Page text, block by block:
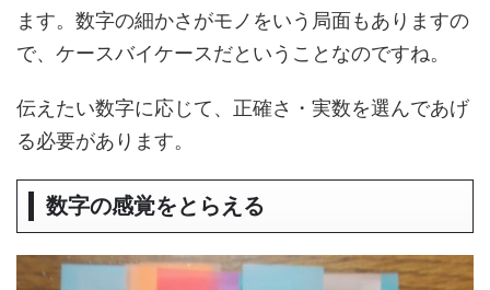
ます。数字の細かさがモノをいう局面もありますの
で、ケースバイケースだということなのですね。
伝えたい数字に応じて、正確さ・実数を選んであげ
る必要があります。
数字の感覚をとらえる